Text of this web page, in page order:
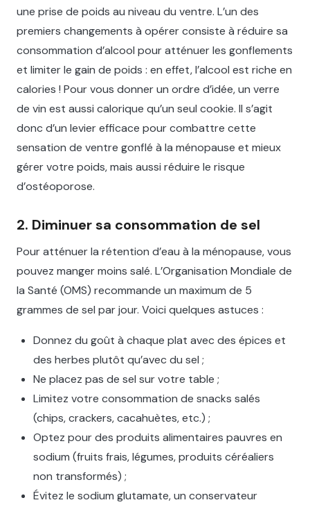
une prise de poids au niveau du ventre. L’un des
premiers changements à opérer consiste à réduire sa
consommation d’alcool pour atténuer les gonflements
et limiter le gain de poids : en effet, l’alcool est riche en
calories ! Pour vous donner un ordre d’idée, un verre
de vin est aussi calorique qu’un seul cookie. Il s’agit
donc d’un levier efficace pour combattre cette
sensation de ventre gonflé à la ménopause et mieux
gérer votre poids, mais aussi réduire le risque
d’ostéoporose.
2. Diminuer sa consommation de sel
Pour atténuer la rétention d’eau à la ménopause, vous
pouvez manger moins salé. L’Organisation Mondiale de
la Santé (OMS) recommande un maximum de 5
grammes de sel par jour. Voici quelques astuces :
Donnez du goût à chaque plat avec des épices et
des herbes plutôt qu’avec du sel ;
Ne placez pas de sel sur votre table ;
Limitez votre consommation de snacks salés
(chips, crackers, cacahuètes, etc.) ;
Optez pour des produits alimentaires pauvres en
sodium (fruits frais, légumes, produits céréaliers
non transformés) ;
Évitez le sodium glutamate, un conservateur